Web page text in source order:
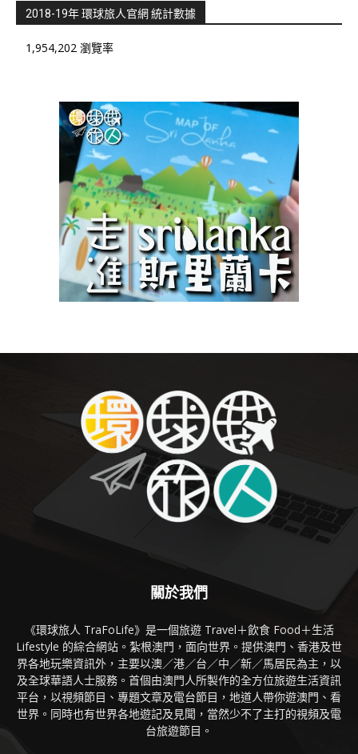
2018-19年 環球旅人官網 統計數據
1,954,202 瀏覽率
關於我們
《環球旅人 TraFoLife》是一個旅遊 Travel＋飲食 Food＋生活
Lifestyle 的綜合網站。紮根澳門，面向世界。提供澳門、香港及世
界各地玩樂資訊外，主要以澳／港／台／中／新／馬居民為主，以
及全球華語人士服務。首個由澳門人所製作的全方位旅遊生活資訊
平台，以視頻節目、專題文章及電台節目，地道人帶你遊澳門、看
世界。同時也有世界各地遊記及見聞，當然少不了主打的視頻及電
台旅遊節目。